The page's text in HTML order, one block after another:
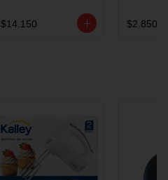
GRS
$14.150
STACK 6G
$2.850